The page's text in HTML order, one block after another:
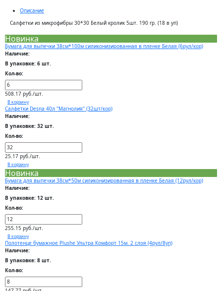
Описание
Салфетки из микрофибры 30*30 Белый кролик 5шт. 190 гр. (18 в уп)
Новинка
Бумага для выпечки 38см*100м силиконизированная в пленке Белая (6рул/кор)
Наличие:
В упаковке: 6 шт.
Кол-во:
508.17 руб./шт.
В корзину
Салфетки Desna 40л "Магнолия" (32шт/кор)
Наличие:
В упаковке: 32 шт.
Кол-во:
25.17 руб./шт.
В корзину
Новинка
Бумага для выпечки 38см*50м силиконизированная в пленке Белая (12рул/кор)
Наличие:
В упаковке: 12 шт.
Кол-во:
255.15 руб./шт.
В корзину
Полотенце бумажное Plushe Ультра Комфорт 15м. 2 слоя (4рул/8уп)
Наличие:
В упаковке: 8 шт.
Кол-во: